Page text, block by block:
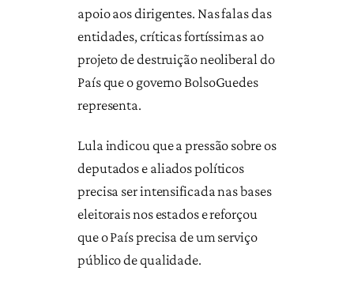
apoio aos dirigentes. Nas falas das
entidades, críticas fortíssimas ao
projeto de destruição neoliberal do
País que o governo BolsoGuedes
representa.
Lula indicou que a pressão sobre os
deputados e aliados políticos
precisa ser intensificada nas bases
eleitorais nos estados e reforçou
que o País precisa de um serviço
público de qualidade.